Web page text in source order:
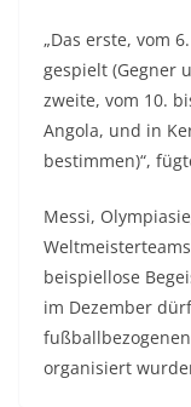
„Das erste, vom
gespielt (Gegner
zweite, vom 10.
Angola, und in
bestimmen)“,
Messi,
beispiellose
im Dezember
organisiert